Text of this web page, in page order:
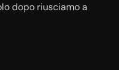
dopo riusciamo a